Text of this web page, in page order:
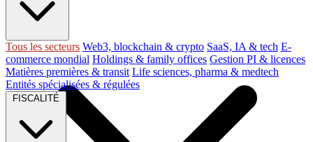
Tous les secteurs Web3, blockchain & crypto SaaS, IA & tech E-
commerce mondial Holdings & family offices Gestion PI & licences
Matières premières & transit Life sciences, pharma & medtech
Entités spécialisées & régulées
FISCALITÉ